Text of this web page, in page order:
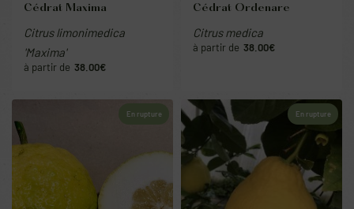
Cédrat Maxima
Citrus limonimedica
'Maxima'
38.00€
Cédrat Ordenare
Citrus medica
38.00€
En rupture En rupture